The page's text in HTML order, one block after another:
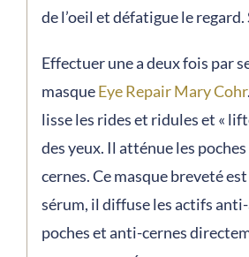
de l’oeil et défatigue le regard.
Effectuer une a deux fois par
masqueEye Repair Mary Cohr
lisse les rides et ridules et «
des yeux. Il atténue les
cernes. Ce masque breveté
sérum, il diffuse les actifs
poches et anti-cernes